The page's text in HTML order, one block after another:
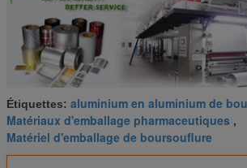
Étiquettes: aluminium en aluminium de
Matériaux d'emballage pharmaceutiques ,
Matériel d'emballage de boursouflure